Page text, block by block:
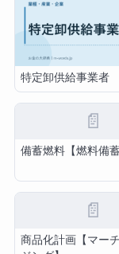
特定卸供給事業者
📄
備蓄燃料【燃料備蓄
📄
商品化計画【マー